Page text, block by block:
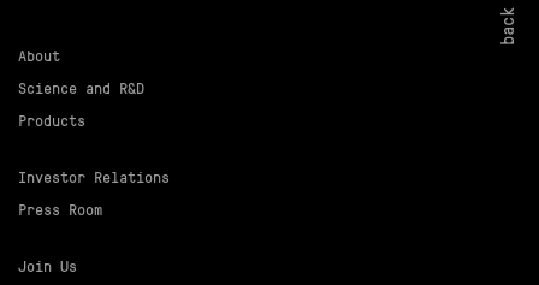
About
Science and R&D
Products
Investor Relations
Press Room
Join Us